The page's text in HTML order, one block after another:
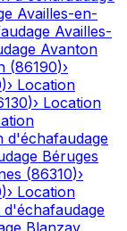
Availles-en-
Availles-
Avanton
(86190)›
)› Location
)› Location
d'échafaudage
Béruges
(86310)›
)› Location
d'échafaudage